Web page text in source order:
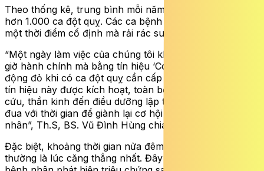
Theo thống kê, trung bình mỗi năm đơn vị tiếp nhận
hơn 1.000 ca đột quỵ. Các ca bệnh không tập trung vào
một thời điểm cố định mà rải rác suốt 24 giờ.
“Một ngày làm việc của chúng tôi không bắt đầu bằng
giờ hành chính mà bằng tín hiệu ‘Code Stroke’ – báo
động đỏ khi có ca đột quỵ cần cấp cứu khẩn cấp. Khi
tín hiệu này được kích hoạt, toàn bộ ê-kíp từ bác sĩ cấp
cứu, thần kinh đến điều dưỡng lập tức phối hợp, chạy
đua với thời gian để giành lại cơ hội sống cho bệnh
nhân”, Th.S, BS. Vũ Đình Hùng chia sẻ.
Đặc biệt, khoảng thời gian nửa đêm và rạng sáng
thường là lúc căng thẳng nhất. Đây là thời điểm nhiều